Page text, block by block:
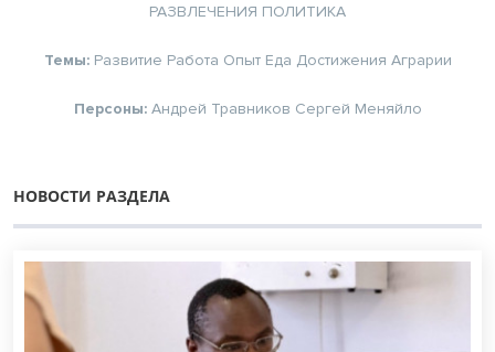
РАЗВЛЕЧЕНИЯ ПОЛИТИКА
Темы: Развитие Работа Опыт Еда Достижения Аграрии
Персоны: Андрей Травников Сергей Меняйло
НОВОСТИ РАЗДЕЛА